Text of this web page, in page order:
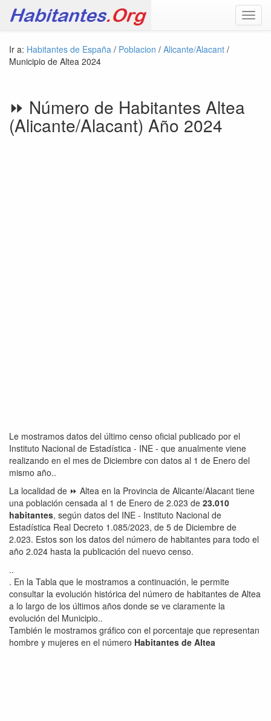
Ir a: Habitantes de España / Poblacion / Alicante/Alacant /
Municipio de Altea 2024
⏩ Número de Habitantes Altea
(Alicante/Alacant) Año 2024
Le mostramos datos del último censo oficial publicado por el
Instituto Nacional de Estadística - INE - que anualmente viene
realizando en el mes de Diciembre con datos al 1 de Enero del
mismo año..
La localidad de ⏩ Altea en la Provincia de Alicante/Alacant tiene
una población censada al 1 de Enero de 2.023 de 23.010
habitantes, según datos del INE - Instituto Nacional de
Estadística Real Decreto 1.085/2023, de 5 de Diciembre de
2.023. Estos son los datos del número de habitantes para todo el
año 2.024 hasta la publicación del nuevo censo.
..
. En la Tabla que le mostramos a continuación, le permite
consultar la evolución histórica del número de habitantes de Altea
a lo largo de los últimos años donde se ve claramente la
evolución del Municipio..
También le mostramos gráfico con el porcentaje que representan
hombre y mujeres en el número Habitantes de Altea